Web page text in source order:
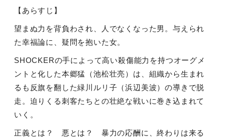
【あらすじ】
望まぬ力を背負わされ、人でなくなった男。与えられ
た幸福論に、疑問を抱いた女。
SHOCKERの手によって高い殺傷能力を持つオーグメ
ントと化した本郷猛（池松壮亮）は、組織から生まれ
るも反旗を翻した緑川ルリ子（浜辺美波）の導きで脱
走。迫りくる刺客たちとの壮絶な戦いに巻き込まれて
いく。
正義とは？ 悪とは？ 暴力の応酬に、終わりは来る